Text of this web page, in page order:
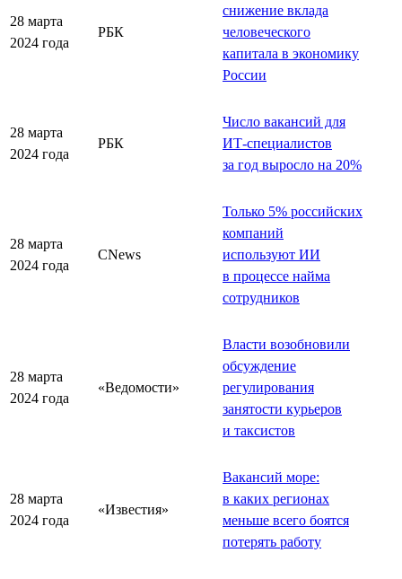
28 марта
2024 года
РБК
снижение вклада
человеческого
капитала в экономику
России
28 марта
2024 года
РБК
Число вакансий для
ИТ-специалистов
за год выросло на 20%
28 марта
2024 года
CNews
Только 5% российских
компаний
используют ИИ
в процессе найма
сотрудников
28 марта
2024 года
«Ведомости»
Власти возобновили
обсуждение
регулирования
занятости курьеров
и таксистов
28 марта
2024 года
«Известия»
Вакансий море:
в каких регионах
меньше всего боятся
потерять работу